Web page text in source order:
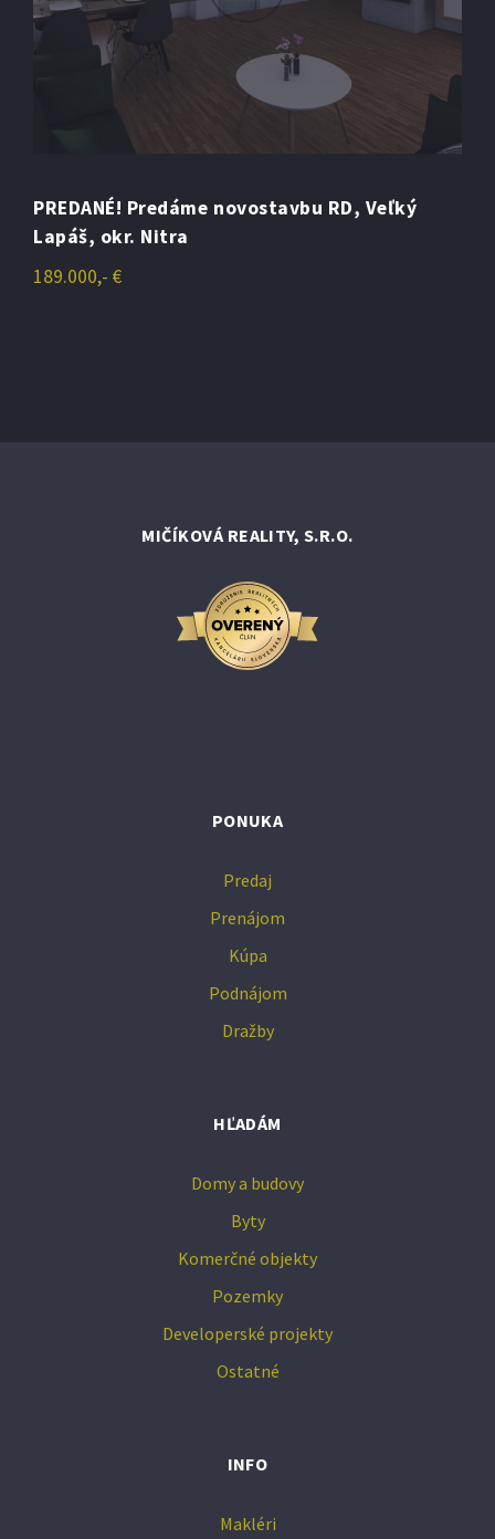
PREDANÉ! Exkluzívna novostavba RD, 197 m2,
Veľký Lapáš, okr. Nitra
329.900,- €
MIČÍKOVÁ REALITY, S.R.O.
PONUKA
Predaj
Prenájom
Kúpa
Podnájom
Dražby
HĽADÁM
Domy a budovy
Byty
Komerčné objekty
Pozemky
Developerské projekty
Ostatné
INFO
Makléri